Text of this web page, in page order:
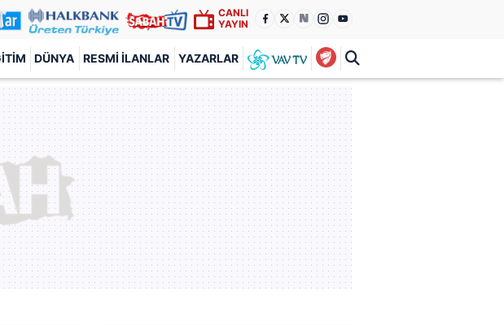
CANLI
YAYIN
DÜNYA RESMI İLANLAR YAZARLAR